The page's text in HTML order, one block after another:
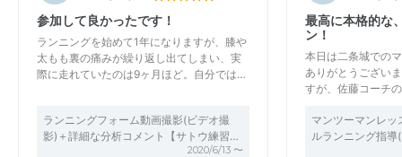
参加して良かったです！
ランニングを始めて1年になりますが、膝や
太もも裏の痛みが繰り返し出てしまい、実
際に走れていたのは9ヶ月ほど。自分では…
ランニングフォーム動画撮影(ビデオ撮
影)＋詳細な分析コメント【サトウ練習…
2020/6/13 〜
最高に本格的な
ン！
本日は二条城での
ありがとうござい
すが、佐藤コーチ
マンツーマンレ
ルランニング指